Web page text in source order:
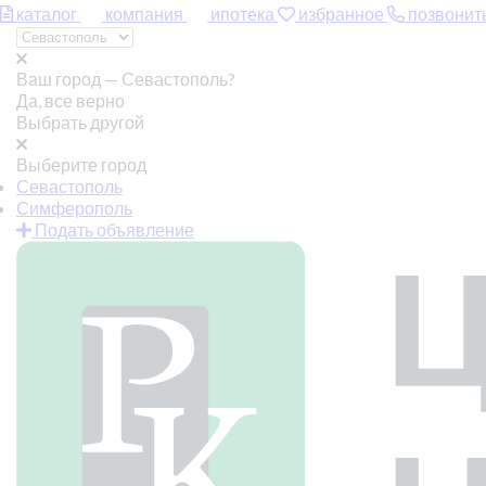
каталог компания ипотека избранное
Ваш город — Севастополь?
Да, все верно
Выбрать другой
Выберите город
Севастополь
Симферополь
Подать объявление